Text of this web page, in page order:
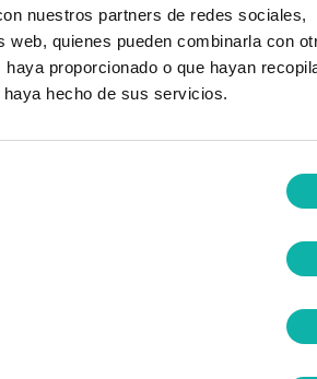
nuestros partners de redes sociales,
web, quienes pueden combinarla con
proporcionado o que hayan
hecho de sus servicios.
PLÁSTICOS EN
RAPQ
MIE APQ 6 en equipos de materiales
Por este motivo, la selección de